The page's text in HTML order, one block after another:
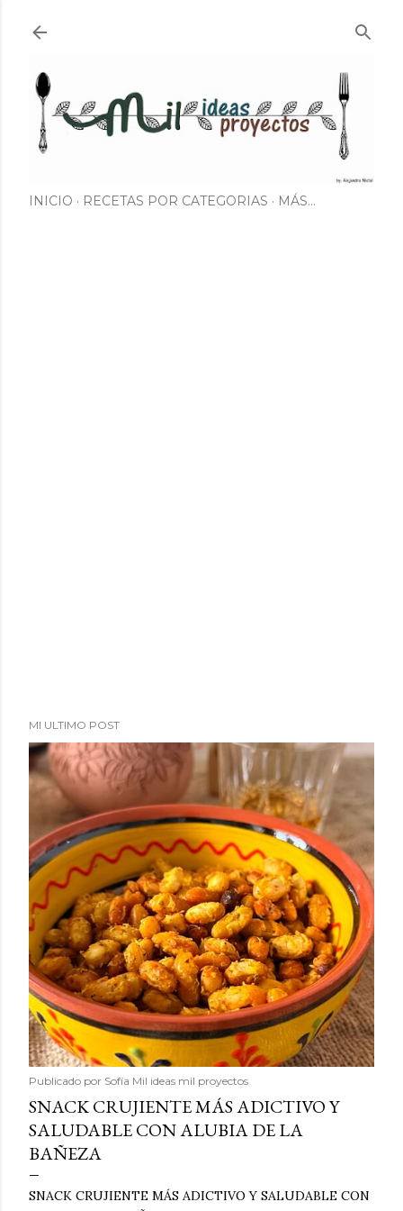
INICIO RECETAS POR CATEGORIAS MÁS…
MI ULTIMO POST
Publicado por Sofía Mil ideas mil proyectos
SNACK CRUJIENTE MÁS ADICTIVO Y
SALUDABLE CON ALUBIA DE LA
BAÑEZA
SNACK CRUJIENTE MÁS ADICTIVO Y SALUDABLE CON